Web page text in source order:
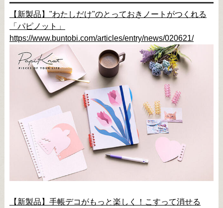
【新製品】"わたしだけ"のとっておきノートがつくれる
「パピノット」
https://www.buntobi.com/articles/entry/news/020621/
【新製品】手帳デコがもっと楽しく！こすって消せる